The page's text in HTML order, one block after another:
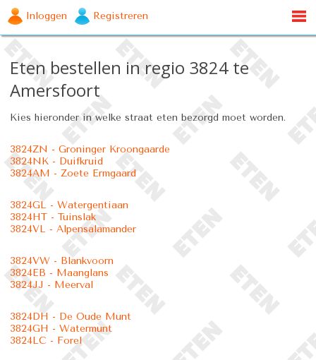
Inloggen Registreren
Eten bestellen in regio 3824 te
Amersfoort
Kies hieronder in welke straat eten bezorgd moet worden.
3824ZN - Groninger Kroongaarde
3824NK - Duifkruid
3824AM - Zoete Ermgaard
3824GL - Watergentiaan
3824HT - Tuinslak
3824VL - Alpensalamander
3824VW - Blankvoorn
3824EB - Maanglans
3824JJ - Meerval
3824DH - De Oude Munt
3824GH - Watermunt
3824LC - Forel